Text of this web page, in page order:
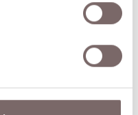
and wears a size M/L.